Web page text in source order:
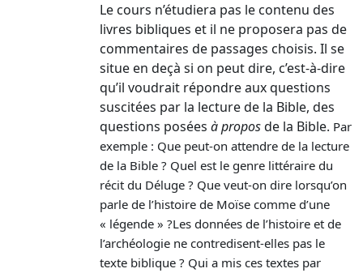
Le cours n’étudiera pas le contenu des
livres bibliques et il ne proposera pas de
commentaires de passages choisis. Il se
situe en deçà si on peut dire, c’est-à-dire
qu’il voudrait répondre aux questions
suscitées par la lecture de la Bible, des
questions posées à proposde la Bible. Par
exemple : Que peut-on attendre de la lecture
de la Bible ? Quel est le genre littéraire du
récit du Déluge ? Que veut-on dire lorsqu’on
parle de l’histoire de Moïse comme d’une
« légende » ?Les données de l’histoire et de
l’archéologie ne contredisent-elles pas le
texte biblique ? Qui a mis ces textes par